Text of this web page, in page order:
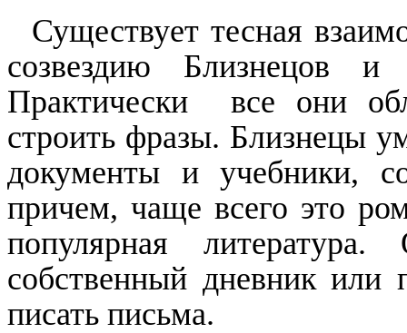
Существует тесная
созвездию Близнецов и
Практически
все они
строить фразы. Близнецы
документы и учебники,
причем, чаще всего это
популярная
собственный дневник
писать письма.